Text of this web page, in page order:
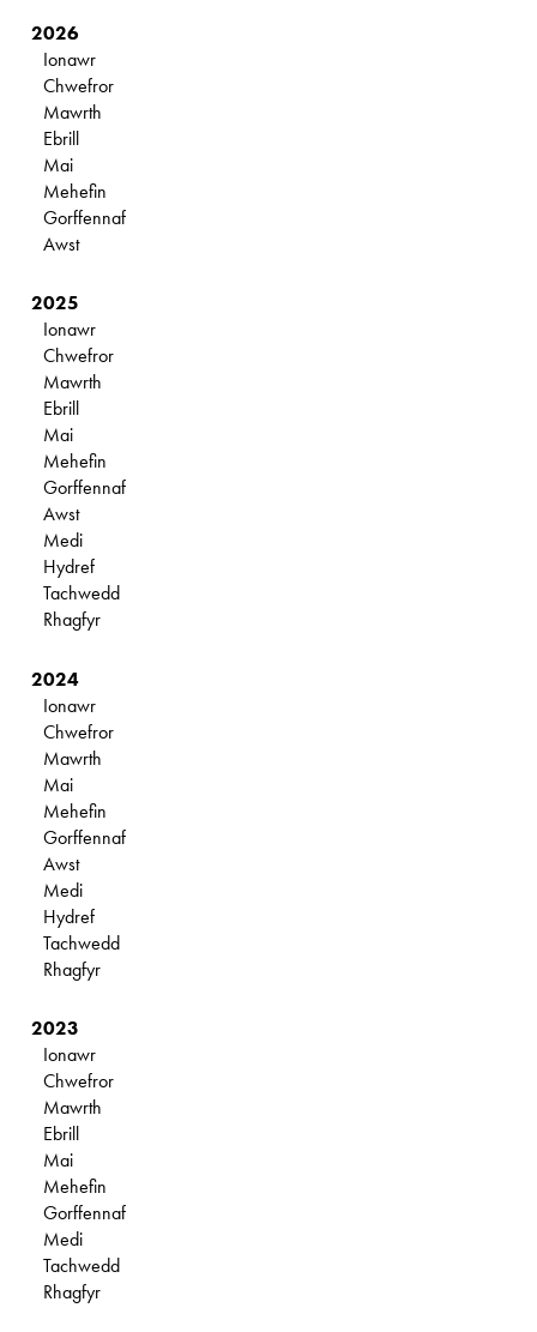
2026
Ionawr
Chwefror
Mawrth
Ebrill
Mai
Mehefin
Gorffennaf
Awst
2025
Ionawr
Chwefror
Mawrth
Ebrill
Mai
Mehefin
Gorffennaf
Awst
Medi
Hydref
Tachwedd
Rhagfyr
2024
Ionawr
Chwefror
Mawrth
Mai
Mehefin
Gorffennaf
Awst
Medi
Hydref
Tachwedd
Rhagfyr
2023
Ionawr
Chwefror
Mawrth
Ebrill
Mai
Mehefin
Gorffennaf
Medi
Tachwedd
Rhagfyr